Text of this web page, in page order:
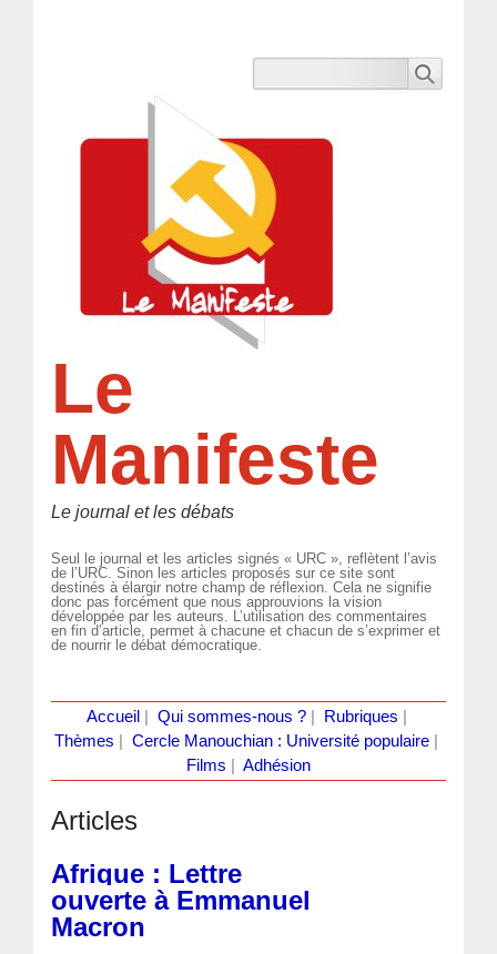
Le
Manifeste
Le journal et les débats
Seul le journal et les articles signés « URC », reflètent l’avis
de l’URC. Sinon les articles proposés sur ce site sont
destinés à élargir notre champ de réflexion. Cela ne signifie
donc pas forcément que nous approuvions la vision
développée par les auteurs. L’utilisation des commentaires
en fin d’article, permet à chacune et chacun de s’exprimer et
de nourrir le débat démocratique.
Accueil Qui sommes-nous ?| Rubriques
Thèmes
Cercle Manouchian : Université populaire
Films
Adhésion
Articles
Afrique : Lettre
ouverte à Emmanuel
Macron